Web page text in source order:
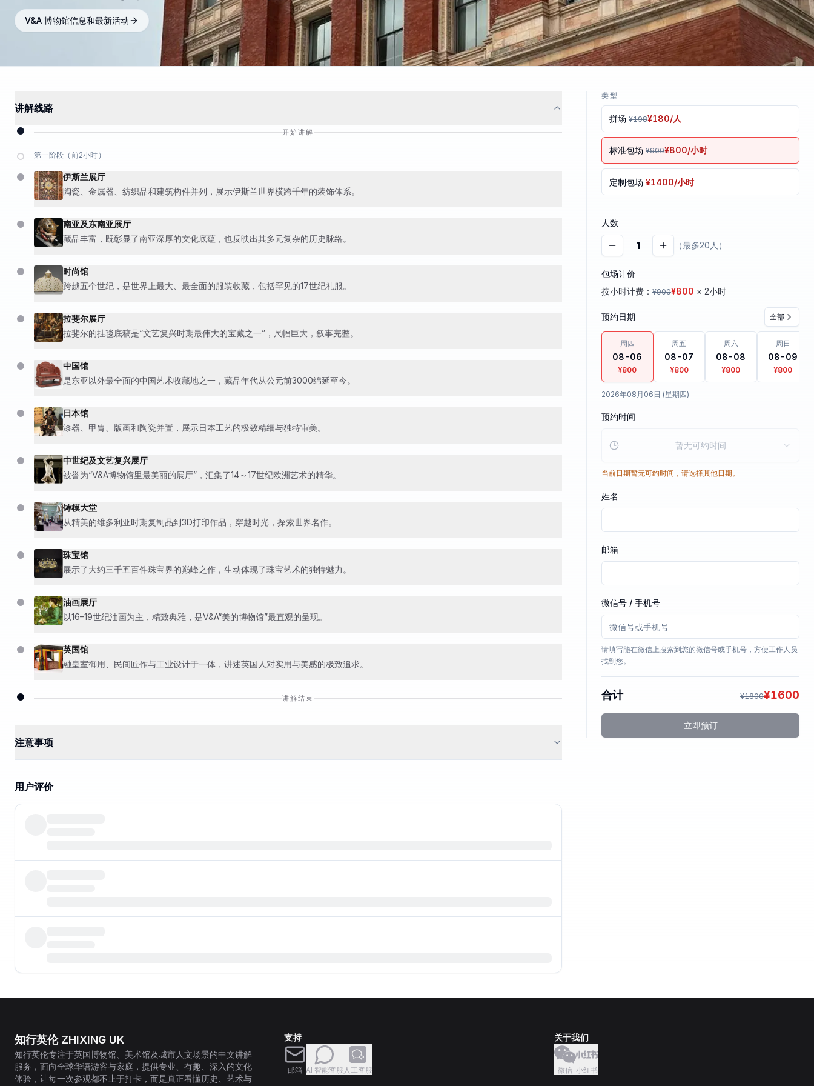
V&A 博物馆信息和最新活动
类型
拼场 ¥198¥180/人
标准包场 ¥900¥800/小时
定制包场 ¥1400/小时
人数
1 （最多20人）
包场计价
按小时计费： ¥900¥800 × 2小时
预约日期 全部
周四
08-06
¥800
周五
08-07
¥800
周六
08-08
¥800
周日
08-09
¥800
2026年08月06日 (星期四)
预约时间
暂无可约时间
当前日期暂无可约时间，请选择其他日期。
姓名
邮箱
微信号 / 手机号
请填写能在微信上搜索到您的微信号或手机号，方便工作人员
找到您。
合计 ¥1800¥1600
立即预订
讲解线路
开始讲解
第一阶段（前2小时）
伊斯兰展厅
陶瓷、金属器、纺织品和建筑构件并列，展示伊斯兰世界横跨千年的装饰体系。
南亚及东南亚展厅
藏品丰富，既彰显了南亚深厚的文化底蕴，也反映出其多元复杂的历史脉络。
时尚馆
跨越五个世纪，是世界上最大、最全面的服装收藏，包括罕见的17世纪礼服。
拉斐尔展厅
拉斐尔的挂毯底稿是“文艺复兴时期最伟大的宝藏之一”，尺幅巨大，叙事完整。
中国馆
是东亚以外最全面的中国艺术收藏地之一，藏品年代从公元前3000绵延至今。
日本馆
漆器、甲胄、版画和陶瓷并置，展示日本工艺的极致精细与独特审美。
中世纪及文艺复兴展厅
被誉为“V&A博物馆里最美丽的展厅”，汇集了14～17世纪欧洲艺术的精华。
铸模大堂
从精美的维多利亚时期复制品到3D打印作品，穿越时光，探索世界名作。
珠宝馆
展示了大约三千五百件珠宝界的巅峰之作，生动体现了珠宝艺术的独特魅力。
油画展厅
以16–19世纪油画为主，精致典雅，是V&A“美的博物馆”最直观的呈现。
英国馆
融皇室御用、民间匠作与工业设计于一体，讲述英国人对实用与美感的极致追求。
讲解结束
注意事项
用户评价
知行英伦 ZHIXING UK
知行英伦专注于英国博物馆、美术馆及城市人文场景的中文讲解
服务，面向全球华语游客与家庭，提供专业、有趣、深入的文化
体验，让每一次参观都不止于打卡，而是真正看懂历史、艺术与
支持
邮箱 AI 智能客服 人工客服
关于我们
微信 小红书